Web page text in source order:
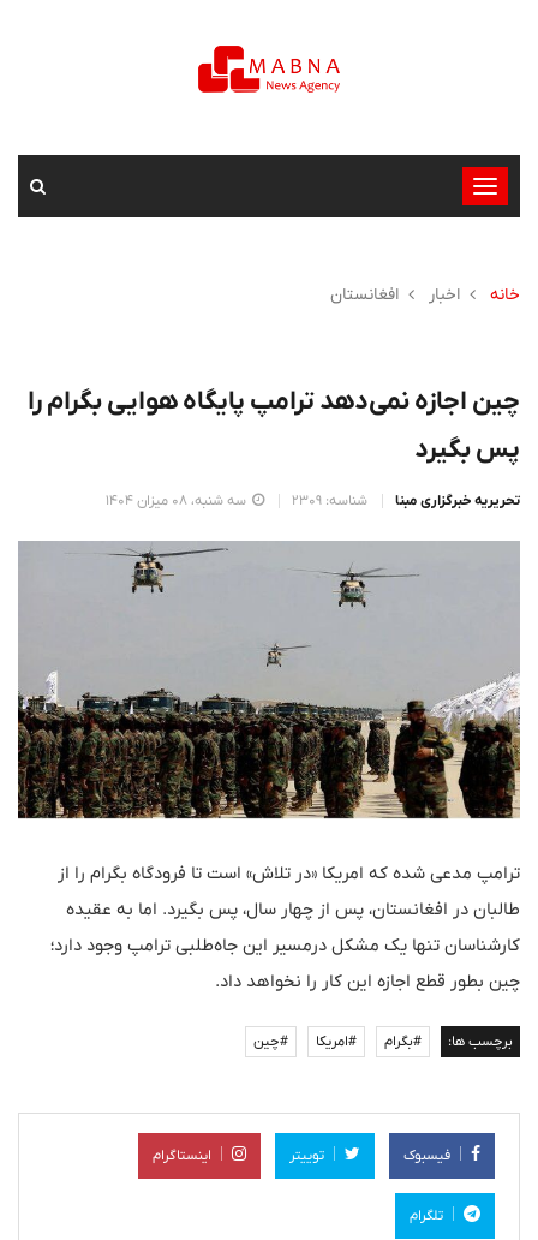
تغییر
وضعیت
خانه
اخبار افغانستان
چین اجازه نمی‌دهد ترامپ پایگاه هوایی بگرام را
پس بگیرد
تحریریه خبرگزاری مبنا شناسه: 2309 سه شنبه، 08 میزان 1404
ترامپ مدعی شده که امریکا «در تلاش» است تا فرودگاه بگرام را از
طالبان در افغانستان، پس از چهار سال، پس بگیرد. اما به عقیده
کارشناسان تنها یک مشکل درمسیر این جاه‌طلبی ترامپ وجود دارد؛
چین بطور قطع اجازه این کار را نخواهد داد.
برچسب ها: #بگرام #امریکا #چین
فیسبوک توییتر اینستاگرام
تلگرام